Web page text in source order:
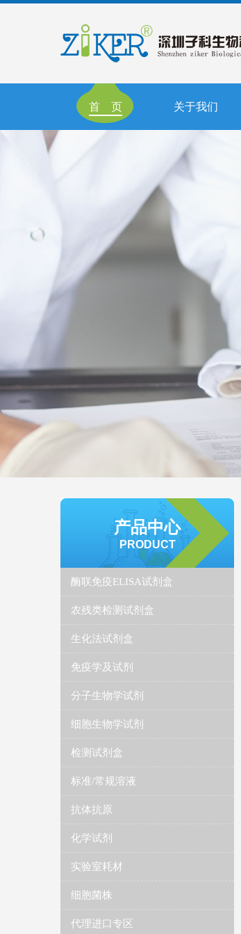
首 页 关于我们
产品中心
PRODUCT
酶联免疫ELISA试剂盒
农残类检测试剂盒
生化法试剂盒
免疫学及试剂
分子生物学试剂
细胞生物学试剂
检测试剂盒
标准/常规溶液
抗体抗原
化学试剂
实验室耗材
细胞菌株
代理进口专区